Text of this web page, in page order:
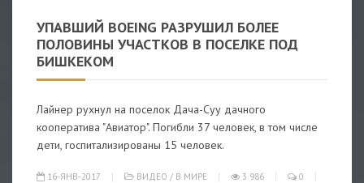
УПАВШИЙ BOEING РАЗРУШИЛ БОЛЕЕ
ПОЛОВИНЫ УЧАСТКОВ В ПОСЕЛКЕ ПОД
БИШКЕКОМ
Лайнер рухнул на поселок Дача-Суу дачного
кооператива "Авиатор". Погибли 37 человек, в том числе
дети, госпитализированы 15 человек.
16-ЯНВ-2017 ВИДЕО / В МИРЕ 3 986 0